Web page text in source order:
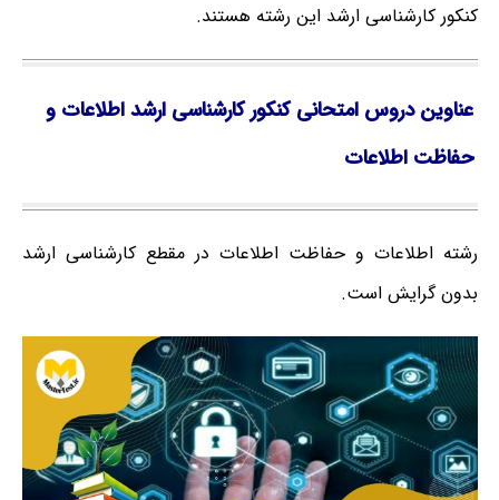
کنکور کارشناسی ارشد این رشته هستند.
عناوین دروس امتحانی کنکور کارشناسی ارشد اطلاعات و
حفاظت اطلاعات
رشته اطلاعات و حفاظت اطلاعات در مقطع کارشناسی ارشد
بدون گرایش است.